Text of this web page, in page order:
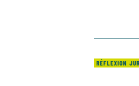
RÉFLEXION